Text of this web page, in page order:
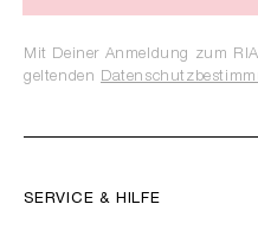
SERVICE & HILFE
Mit Deiner Anmeldung zum
geltenden